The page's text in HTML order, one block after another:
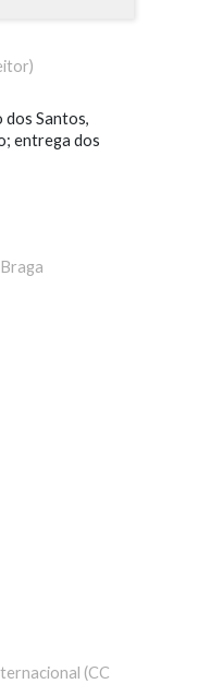
Santos,
entrega dos
(CC